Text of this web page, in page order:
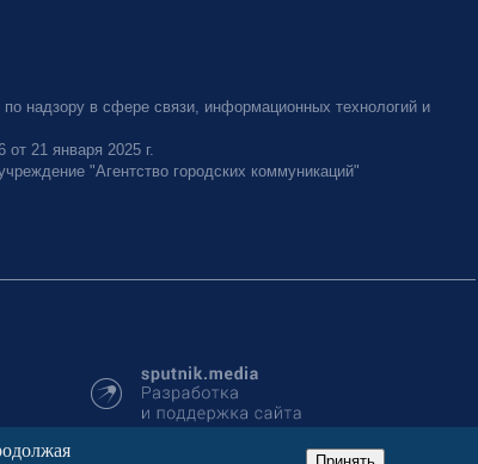
надзору в сфере связи, информационных технологий и
21 января 2025 г.
"Агентство городских коммуникаций"
Принять